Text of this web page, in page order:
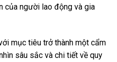
của người lao động và gia
mục tiêu trở thành một cẩm
sâu sắc và chi tiết về quy